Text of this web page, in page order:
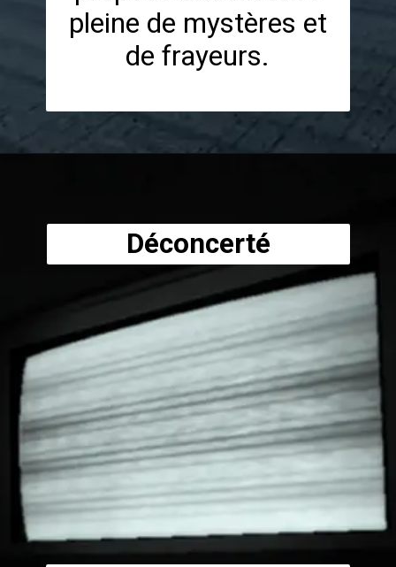
pleine de mystères et
de frayeurs.
Déconcerté